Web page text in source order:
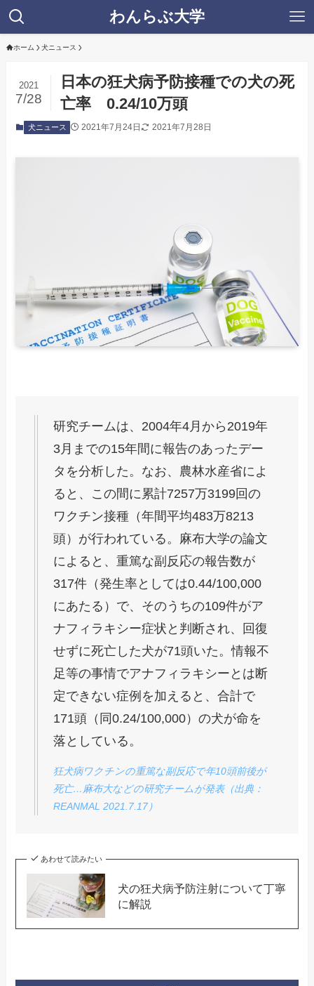
わんらぶ大学
ホーム 犬ニュース
日本の狂犬病予防接種での犬の死
亡率 0.24/10万頭
2021
7/28
犬ニュース 2021年7月24日 2021年7月28日
研究チームは、2004年4月から2019年
3月までの15年間に報告のあったデー
タを分析した。なお、農林水産省によ
ると、この間に累計7257万3199回の
ワクチン接種（年間平均483万8213
頭）が行われている。麻布大学の論文
によると、重篤な副反応の報告数が
317件（発生率としては0.44/100,000
にあたる）で、そのうちの109件がア
ナフィラキシー症状と判断され、回復
せずに死亡した犬が71頭いた。情報不
足等の事情でアナフィラキシーとは断
定できない症例を加えると、合計で
171頭（同0.24/100,000）の犬が命を
落としている。
狂犬病ワクチンの重篤な副反応で年10頭前後が
死亡…麻布大などの研究チームが発表（出典：
REANMAL 2021.7.17）
あわせて読みたい
犬の狂犬病予防注射について丁寧
に解説